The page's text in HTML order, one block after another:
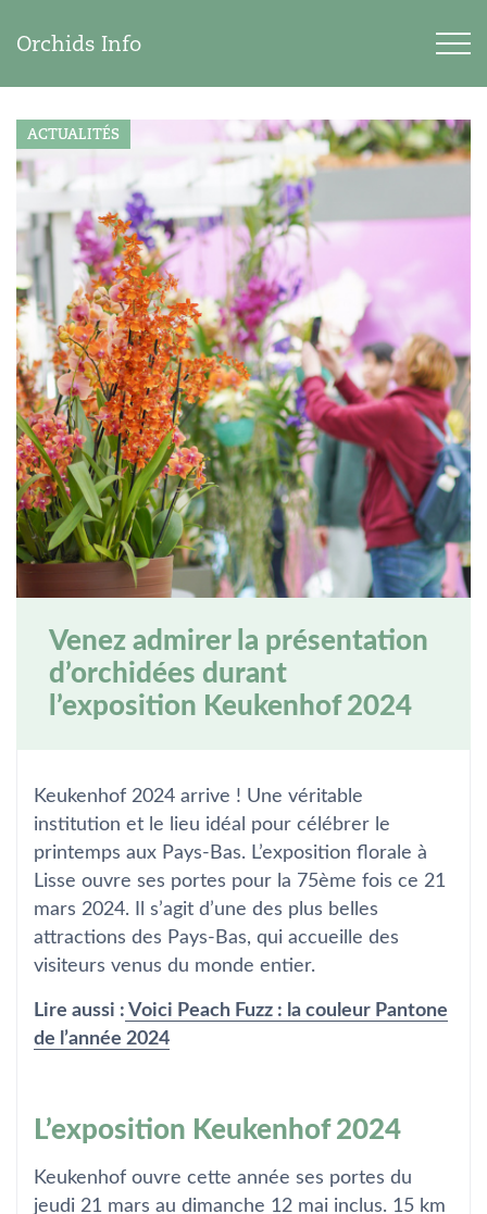
Orchids Info
ACTUALITÉS
Venez admirer la présentation
d’orchidées durant
l’exposition Keukenhof 2024
Keukenhof 2024 arrive ! Une véritable
institution et le lieu idéal pour célébrer le
printemps aux Pays-Bas. L’exposition florale à
Lisse ouvre ses portes pour la 75ème fois ce 21
mars 2024. Il s’agit d’une des plus belles
attractions des Pays-Bas, qui accueille des
visiteurs venus du monde entier.
Lire aussi : Voici Peach Fuzz : la couleur Pantone
de l’année 2024
L’exposition Keukenhof 2024
Keukenhof ouvre cette année ses portes du
jeudi 21 mars au dimanche 12 mai inclus. 15 km